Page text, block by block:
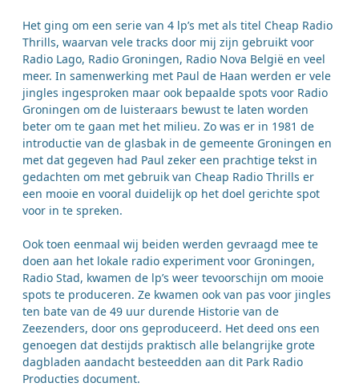
Het ging om een serie van 4 lp’s met als titel Cheap Radio
Thrills, waarvan vele tracks door mij zijn gebruikt voor
Radio Lago, Radio Groningen, Radio Nova België en veel
meer. In samenwerking met Paul de Haan werden er vele
jingles ingesproken maar ook bepaalde spots voor Radio
Groningen om de luisteraars bewust te laten worden
beter om te gaan met het milieu. Zo was er in 1981 de
introductie van de glasbak in de gemeente Groningen en
met dat gegeven had Paul zeker een prachtige tekst in
gedachten om met gebruik van Cheap Radio Thrills er
een mooie en vooral duidelijk op het doel gerichte spot
voor in te spreken.
Ook toen eenmaal wij beiden werden gevraagd mee te
doen aan het lokale radio experiment voor Groningen,
Radio Stad, kwamen de lp’s weer tevoorschijn om mooie
spots te produceren. Ze kwamen ook van pas voor jingles
ten bate van de 49 uur durende Historie van de
Zeezenders, door ons geproduceerd. Het deed ons een
genoegen dat destijds praktisch alle belangrijke grote
dagbladen aandacht besteedden aan dit Park Radio
Producties document.